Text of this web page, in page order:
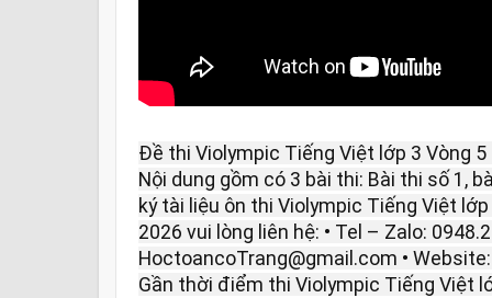
Đề thi Violympic Tiếng Việt lớp 3 Vòng
Nội dung gồm có 3 bài thi: Bài thi số 1,
ký tài liệu ôn thi Violympic Tiếng Việt
2026 vui lòng liên hệ: • Tel – Zalo:
HoctoancoTrang@gmail.com •
Gần thời điểm thi Violympic Tiếng Việt